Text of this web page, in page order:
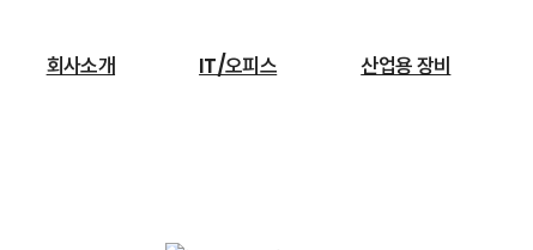
회사소개 IT/오피스 산업용 장비
가요?